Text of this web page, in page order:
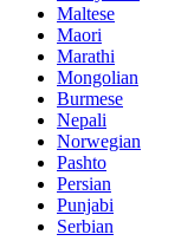
Maltese
Maori
Marathi
Mongolian
Burmese
Nepali
Norwegian
Pashto
Persian
Punjabi
Serbian